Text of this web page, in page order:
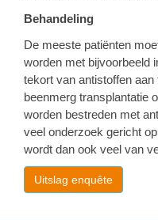
Behandeling
De meeste patiënten
worden met bijvoorbeeld
tekort van antistoffen
beenmerg transplantatie
worden bestreden met
veel onderzoek gericht
wordt dan ook veel van
Uitslag enquête